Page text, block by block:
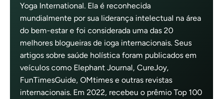
Yoga International. Ela é reconhecida
mundialmente por sua liderança intelectual na área
do bem-estar e foi considerada uma das 20
melhores blogueiras de ioga internacionais. Seus
artigos sobre saúde holística foram publicados em
veículos como Elephant Journal, CureJoy,
FunTimesGuide, OMtimes e outras revistas
internacionais. Em 2022, recebeu o prêmio Top 100